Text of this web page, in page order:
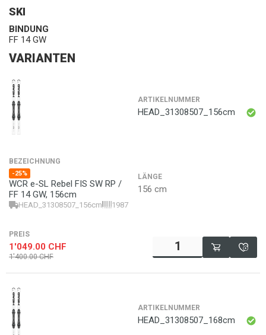
SKI
BINDUNG
FF 14 GW
VARIANTEN
ARTIKELNUMMER
HEAD_31308507_156cm
BEZEICHNUNG
-25%
WCR e-SL Rebel FIS SW RP /
FF 14 GW, 156cm
HEAD_31308507_156cm 198772051198
LÄNGE
156 cm
PREIS
1'049.00 CHF
1'400.00 CHF
ARTIKELNUMMER
HEAD_31308507_168cm